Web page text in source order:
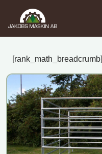
[rank_math_breadcrumb]